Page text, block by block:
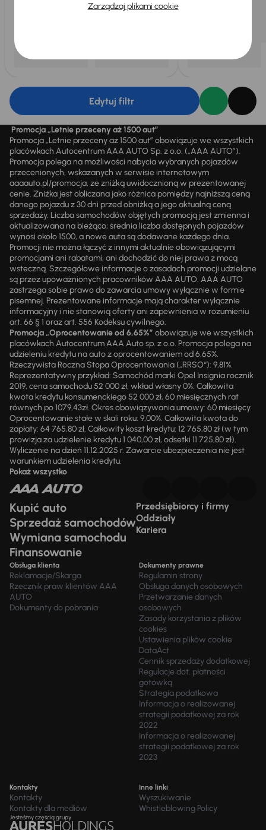
Edytuj filtr
Promocja „Letnie przeceny aż 1500 aut”
Promocja „Letnie przeceny aż 1500 aut” obowiązuje we wszystkich
placówkach Autocentrum AAA AUTO Sp. z o.o. („AAA AUTO”).
Promocja polega na możliwości nabycia wybranych pojazdów
przecenionych, wskazanych w serwisie internetowym
aaaauto.pl/promocja, ze zniżką uwidocznioną w prezentowanej
cenie. Zniżka jest obliczana jako różnica pomiędzy najniższą ceną
danego pojazdu z 30 dni przed obniżką a jego aktualną ceną
sprzedaży. Liczba samochodów objętych promocją jest zmienna i
aktualizowana na bieżąco; średnia liczba dostępnych pojazdów
wynosi około 1500, a nowe auta są dodawane każdego dnia.
Promocji nie można łączyć z innymi aktualnie obowiązującymi
promocjami ani rabatami, ani dochodzić do niej prawa z mocą
wsteczną. Szczegółowe informacje o zasadach promocji udzielane
są przez upoważnionych pracowników AAA AUTO. AAA AUTO
zastrzega sobie prawo do zawarcia umowy wyłącznie w formie
pisemnej. Prezentowane informacje mają charakter wyłącznie
informacyjny i nie stanowią oferty ani zapewnienia w rozumieniu
art. 66 § 1 oraz art. 556 Kodeksu cywilnego.
Promocja „Oprocentowanie od 6,65%” obowiązuje we wszystkich
placówkach Autocentrum AAA Auto sp. z o.o. Promocja polega na
udzieleniu kredytu na auto z oprocentowaniem od 6,65%.
Rzeczywista Roczna Stopa Oprocentowania („RRSO“): 9,81%.
Reprezentatywny przykład: Samochód marki Opel Insignia rocznik
2019, cena samochodu 52 000 zł, wkład własny 0%. Całkowita
kwota kredytu konsumenckiego 52 000 zł, 60 miesięcznych rat
równych po 1079,43zł. Okres obowiązywania umowy: 60 miesięcy.
Oprocentowanie stałe w skali roku: 9,00%. Całkowita kwota do
zapłaty: 64 765,80 zł. Całkowity koszt kredytu: 12 765,80 zł (w tym
prowizja za udzielenie kredytu 1 040,00 zł, odsetki 11 725,80 zł).
Wyliczenie na dzień 11.12.2025 r. Zawarcie ubezpieczenia nie jest
warunkiem udzielenia kredytu.
Pokaż wszystko
Kupić auto
Sprzedaż samochodów
Wymiana samochodu
Finansowanie
Przedsiębiorcy i firmy
Oddziały
Kariera
Obsługa klienta
Reklamacje/Skarga
Rzecznik praw klientów AAA
AUTO
Dokumenty do pobrania
Dokumenty prawne
Regulamin strony
Obsługa danych osobowych
Przetwarzanie danych
osobowych
Zasady korzystania z plików
cookies
Ustawienia plików cookie
DataAct
Cennik sprzedaży dodatkowej
Regulacje dot. płatności
gotówką
Strategia podatkowa
Informacja o realizowanej
strategii podatkowej za rok
2022
Informacja o realizowanej
strategii podatkowej za rok
2023
Kontakty
Kontakty
Kontakty dla mediów
Inne linki
Wyszukiwanie
Whistleblowing Policy
Jesteśmy częścią grupy
Zarządzaj plikami cookie